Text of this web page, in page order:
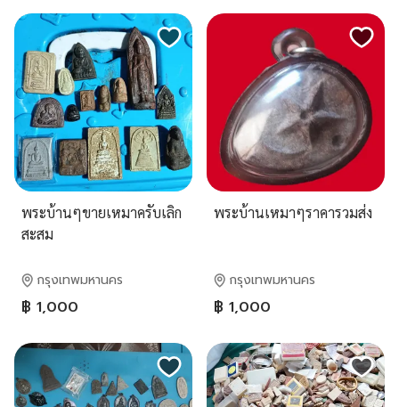
พระบ้านๆขายเหมาครับเลิก
สะสม
กรุงเทพมหานคร
฿ 1,000
พระบ้านเหมาๆราคารวมส่ง
กรุงเทพมหานคร
฿ 1,000